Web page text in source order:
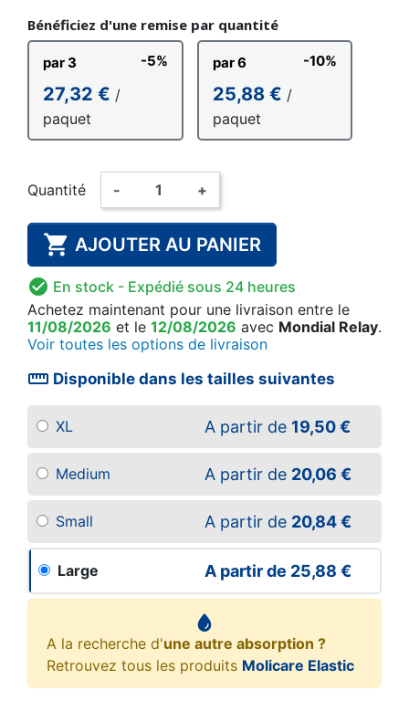
Bénéficiez d'une remise par quantité
par 3 -5%
27,32 € /
paquet
par 6 -10%
25,88 € /
paquet
Quantité - +
 AJOUTER AU PANIER
 En stock - Expédié sous 24 heures
Achetez maintenant pour une livraison entre le
11/08/2026 et le 12/08/2026 avec Mondial Relay.
Voir toutes les options de livraison
straighten Disponible dans les tailles suivantes
XL A partir de 19,50 €
Medium A partir de 20,06 €
Small A partir de 20,84 €
Large A partir de 25,88 €
A la recherche d'une autre absorption ?
Retrouvez tous les produits Molicare Elastic